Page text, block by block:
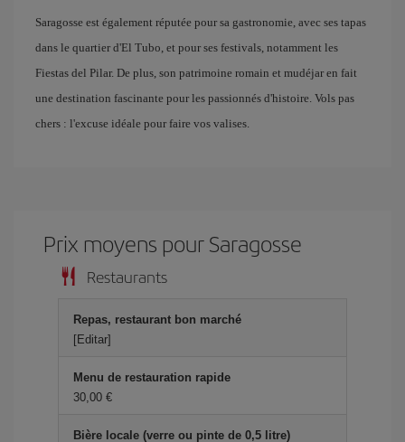
Saragosse est également réputée pour sa gastronomie, avec ses tapas
dans le quartier d'El Tubo, et pour ses festivals, notamment les
Fiestas del Pilar. De plus, son patrimoine romain et mudéjar en fait
une destination fascinante pour les passionnés d'histoire. Vols pas
chers : l'excuse idéale pour faire vos valises.
Prix ​​moyens pour Saragosse
Restaurants
Repas, restaurant bon marché
[Editar]
Menu de restauration rapide
30,00 €
Bière locale (verre ou pinte de 0,5 litre)